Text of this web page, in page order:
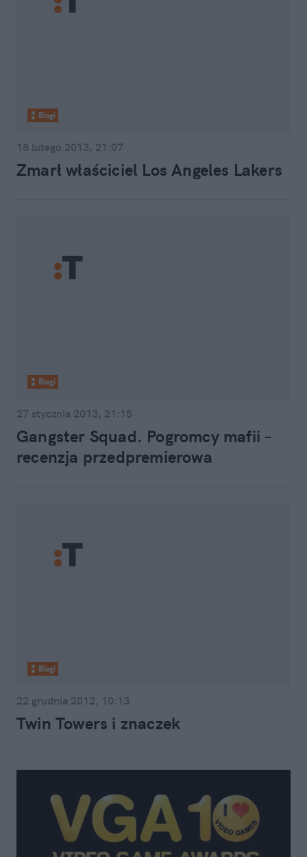
Blogi
18 lutego 2013, 21:07
Zmarł właściciel Los Angeles Lakers
Blogi
27 stycznia 2013, 21:15
Gangster Squad. Pogromcy mafii –
recenzja przedpremierowa
Blogi
22 grudnia 2012, 10:13
Twin Towers i znaczek